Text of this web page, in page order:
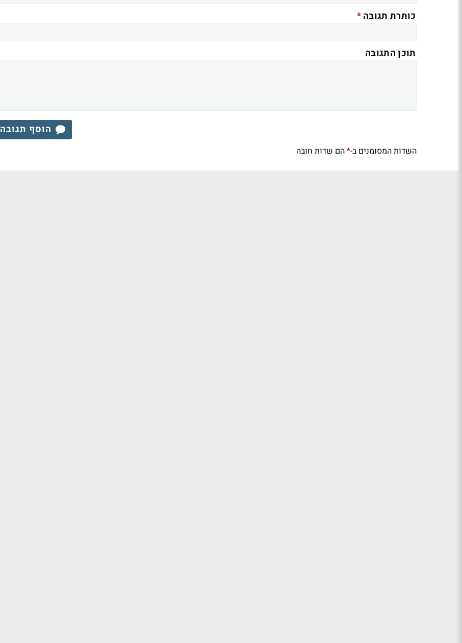
כותרת תגובה*
תוכן התגובה
הוסף תגובה
השדות המסומנים ב-*הם שדות חובה